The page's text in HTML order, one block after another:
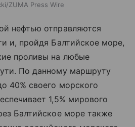
ZUMA Press Wire
нефтью отправляются
и, пройдя Балтийское море,
проливы на любые
По данному маршруту
40% своего морского
1,5% мирового
Балтийское море также